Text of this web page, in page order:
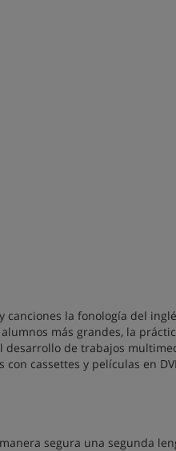
la fonología del
más grandes, la
desarrollo de trabajos
cassettes y películas en
segura una segunda